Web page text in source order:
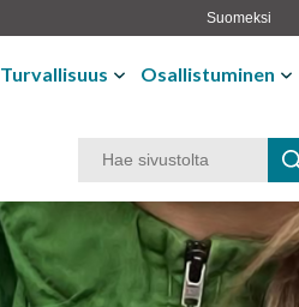
Suomeksi
Turvallisuus Osallistuminen